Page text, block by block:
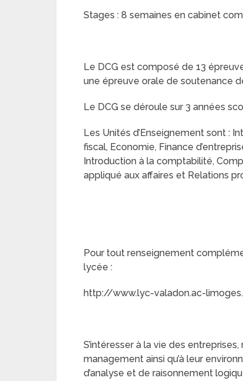
Stages : 8 semaines en cabinet
Le DCG est composé de 13
une épreuve orale de soutenance
Le DCG se déroule sur 3 années
Les Unités d’Enseignement sont :
fiscal, Economie, Finance
Introduction à la comptabilité,
appliqué aux affaires et Relations
Pour tout renseignement
lycée :
http://www.lyc-valadon.ac-
S’intéresser à la vie des
management ainsi qu’à leur
d’analyse et de raisonnement